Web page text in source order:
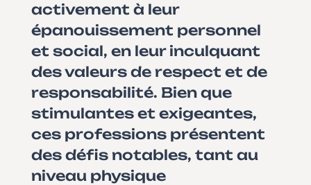
activement à leur
épanouissement personnel
et social, en leur inculquant
des valeurs de respect et de
responsabilité. Bien que
stimulantes et exigeantes,
ces professions présentent
des défis notables, tant au
niveau physique